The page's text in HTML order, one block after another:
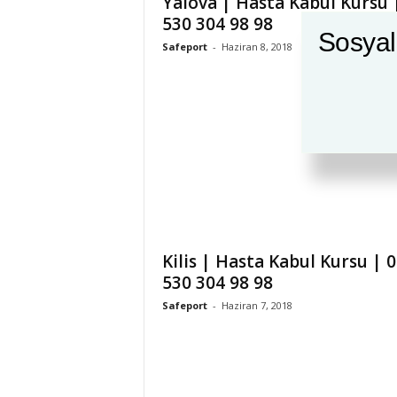
530 304 98 98
Safeport - Haziran 8, 2018
Kilis | Hasta Kabul Kursu | 0
530 304 98 98
Safeport - Haziran 7, 2018